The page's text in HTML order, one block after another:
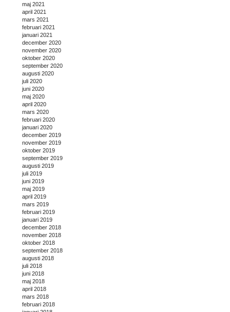
maj 2021
april 2021
mars 2021
februari 2021
januari 2021
december 2020
november 2020
oktober 2020
september 2020
augusti 2020
juli 2020
juni 2020
maj 2020
april 2020
mars 2020
februari 2020
januari 2020
december 2019
november 2019
oktober 2019
september 2019
augusti 2019
juli 2019
juni 2019
maj 2019
april 2019
mars 2019
februari 2019
januari 2019
december 2018
november 2018
oktober 2018
september 2018
augusti 2018
juli 2018
juni 2018
maj 2018
april 2018
mars 2018
februari 2018